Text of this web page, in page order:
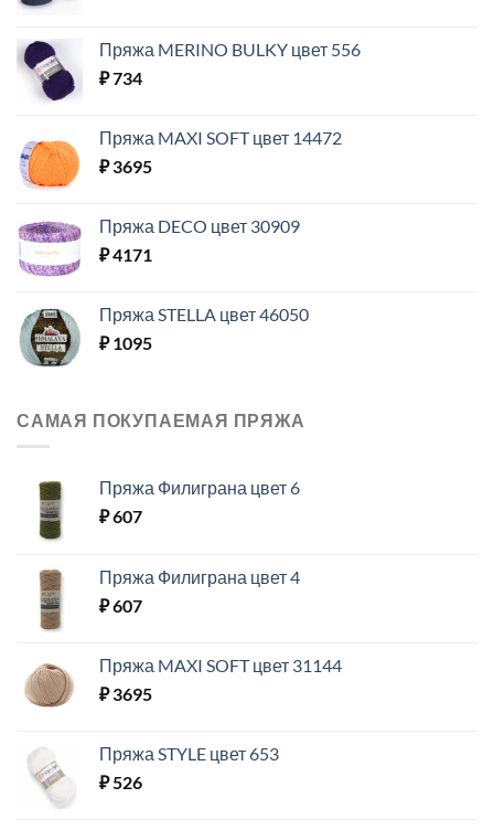
Пряжа MERINO BULKY цвет 556
₽734
Пряжа MAXI SOFT цвет 14472
₽3695
Пряжа DECO цвет 30909
₽4171
Пряжа STELLA цвет 46050
₽1095
САМАЯ ПОКУПАЕМАЯ ПРЯЖА
Пряжа Филиграна цвет 6
₽607
Пряжа Филиграна цвет 4
₽607
Пряжа MAXI SOFT цвет 31144
₽3695
Пряжа STYLE цвет 653
₽526